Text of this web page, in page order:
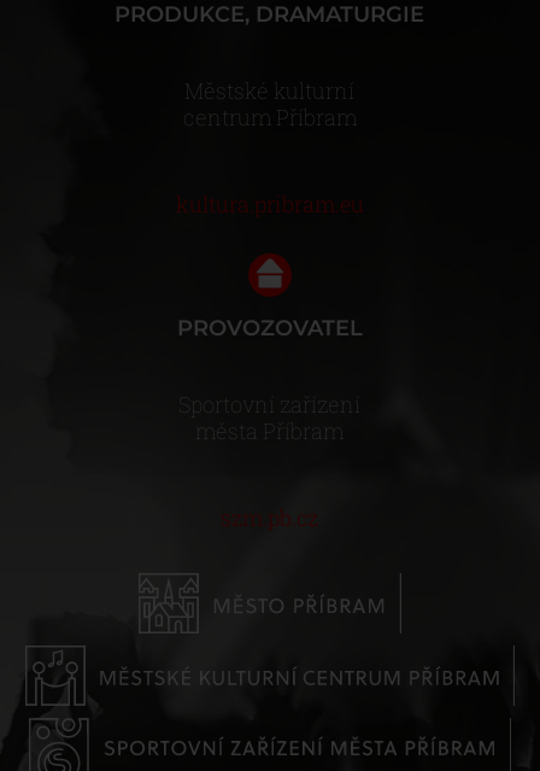
PRODUKCE, DRAMATURGIE
Městské kulturní
centrum Příbram
kultura.pribram.eu
PROVOZOVATEL
Sportovní zařízení
města Příbram
szm.pb.cz